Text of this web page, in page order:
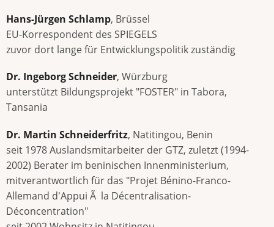
Hans-Jürgen Schlamp, Brüssel
EU-Korrespondent des SPIEGELS
zuvor dort lange für Entwicklungspolitik zuständig
Dr. Ingeborg Schneider, Würzburg
unterstützt Bildungsprojekt "FOSTER" in Tabora,
Tansania
Dr. Martin Schneiderfritz, Natitingou, Benin
seit 1978 Auslandsmitarbeiter der GTZ, zuletzt (1994-
2002) Berater im beninischen Innenministerium,
mitverantwortlich für das "Projet Bénino-Franco-
Allemand d'Appui Ã la Décentralisation-
Déconcentration"